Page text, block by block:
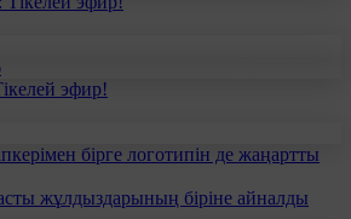
эфир!
бірге логотипін де жаңартты
жұлдыздарының біріне айналды